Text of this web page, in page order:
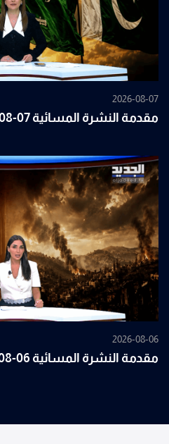
2026-08-07
مقدمة النشرة المسائية 07-08-2026
2026-08-06
مقدمة النشرة المسائية 06-08-2026